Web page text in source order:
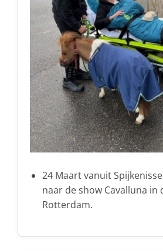
24 Maart vanuit
naar de show Cavalluna in
Rotterdam.